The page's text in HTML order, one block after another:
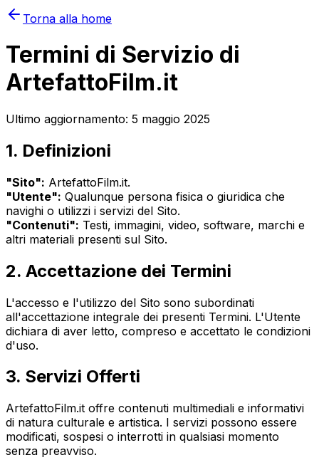
Torna alla home
Termini di Servizio di
ArtefattoFilm.it
Ultimo aggiornamento: 5 maggio 2025
1. Definizioni
"Sito": ArtefattoFilm.it.
"Utente": Qualunque persona fisica o giuridica che
navighi o utilizzi i servizi del Sito.
"Contenuti": Testi, immagini, video, software, marchi e
altri materiali presenti sul Sito.
2. Accettazione dei Termini
L'accesso e l'utilizzo del Sito sono subordinati
all'accettazione integrale dei presenti Termini. L'Utente
dichiara di aver letto, compreso e accettato le condizioni
d'uso.
3. Servizi Offerti
ArtefattoFilm.it offre contenuti multimediali e informativi
di natura culturale e artistica. I servizi possono essere
modificati, sospesi o interrotti in qualsiasi momento
senza preavviso.